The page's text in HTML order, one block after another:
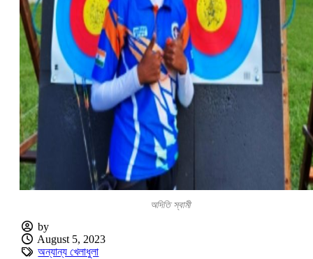
অদিতি স্বামী
by
August 5, 2023
অন্যান্য খেলাধুলা